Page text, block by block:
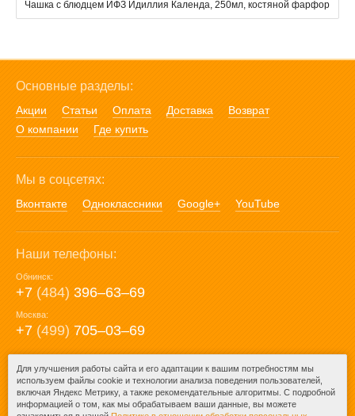
Чашка с блюдцем ИФЗ Идиллия Календа, 250мл, костяной фарфор
Основные разделы:
Акции Статьи Оплата Доставка
Возврат
О компании
Где купить
Мы в соцсетях:
Вконтакте Одноклассники Google+ YouTube
Наши телефоны:
Обнинск:
+7 (484) 396‒63‒69
Москва:
+7 (499) 705‒03‒69
E-mail:
mail@posuda40.ru
Для улучшения работы сайта и его адаптации к вашим потребностям мы
используем файлы cookie и технологии анализа поведения пользователей,
включая Яндекс Метрику, а также рекомендательные алгоритмы. С подробной
информацией о том, как мы обрабатываем ваши данные, вы можете